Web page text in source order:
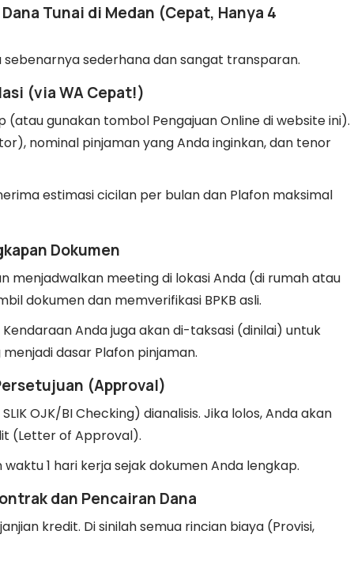
Tunai di Medan (Cepat, Hanya 4
sederhana dan sangat transparan.
(via WA Cepat!)
(atau gunakan tombol Pengajuan Online di website ini).
nominal pinjaman yang Anda inginkan, dan tenor
estimasi cicilan per bulan dan Plafon maksimal
Dokumen
menjadwalkan meeting di lokasi Anda (di rumah atau
dokumen dan memverifikasi BPKB asli.
Anda juga akan di-taksasi (dinilai) untuk
dasar Plafon pinjaman.
(Approval)
OJK/BI Checking) dianalisis. Jika lolos, Anda akan
(Letter of Approval).
1 hari kerja sejak dokumen Anda lengkap.
dan Pencairan Dana
kredit. Di sinilah semua rincian biaya (Provisi,